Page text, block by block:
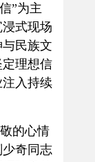
”为主
式现场
民族文
理想信
入持续
的心情
奇同志